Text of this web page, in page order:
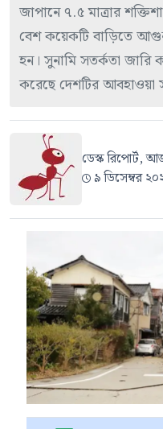
জাপানে ৭.৫ মাত্রার
বেশ কয়েকটি বাড়িতে
হন। সুনামি সতর্কতা জারি
করেছে দেশটির আবহাওয়া
ডেস্ক রিপোর্ট,
৯ ডিসেম্বর